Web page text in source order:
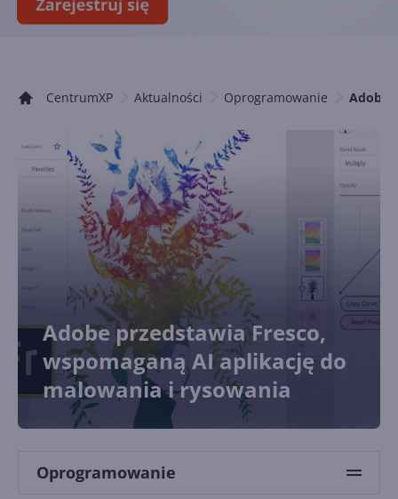
CentrumXP Aktualności Oprogramowanie Adobe
Adobe przedstawia Fresco,
wspomaganą AI aplikację do
malowania i rysowania
Oprogramowanie